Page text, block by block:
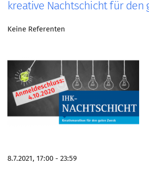
kreative Nachtschicht für den
Keine Referenten
8.7.2021, 17:00 - 23:59